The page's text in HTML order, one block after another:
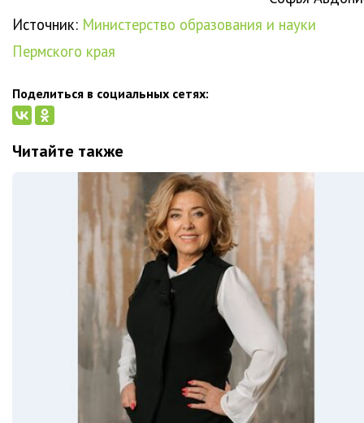
Источник: Министерство образования и науки
Пермского края
Поделиться в социальных сетях:
Читайте также